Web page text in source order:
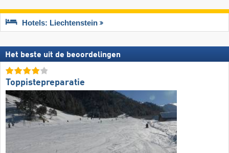
Hotels: Liechtenstein
Het beste uit de beoordelingen
Toppistepreparatie